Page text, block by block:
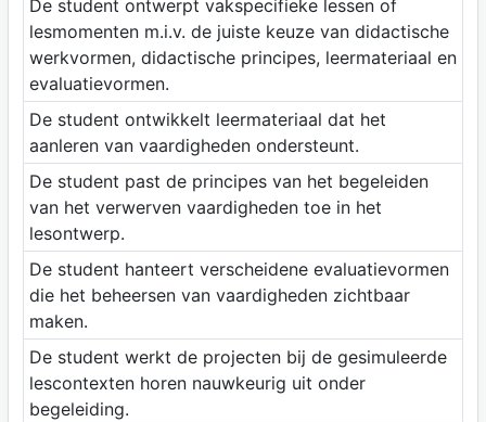
De student ontwerpt vakspecifieke lessen of
lesmomenten m.i.v. de juiste keuze van didactische
werkvormen, didactische principes, leermateriaal en
evaluatievormen.
De student ontwikkelt leermateriaal dat het
aanleren van vaardigheden ondersteunt.
De student past de principes van het begeleiden
van het verwerven vaardigheden toe in het
lesontwerp.
De student hanteert verscheidene evaluatievormen
die het beheersen van vaardigheden zichtbaar
maken.
De student werkt de projecten bij de gesimuleerde
lescontexten horen nauwkeurig uit onder
begeleiding.